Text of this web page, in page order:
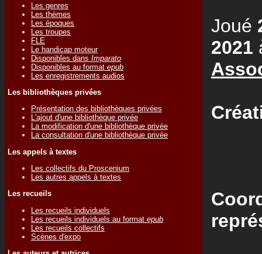
Les genres
Les thèmes
Les époques
Les troupes
FLE
Le handicap moteur
Disponibles dans Imparato
Disponibles au format epub
Les enregistrements audios
Les bibliothèques privées
Présentation des bibliothèques privées
L'ajout d'une bibliothèque privée
La modification d'une bibliothèque privée
La consultation d'une bibliothèque privée
Les appels à textes
Les collectifs du Proscenium
Les autres appels à textes
Les recueils
Les recueils individuels
Les recueils individuels au format epub
Les recueils collectifs
Scènes d'expo
Joué
2021